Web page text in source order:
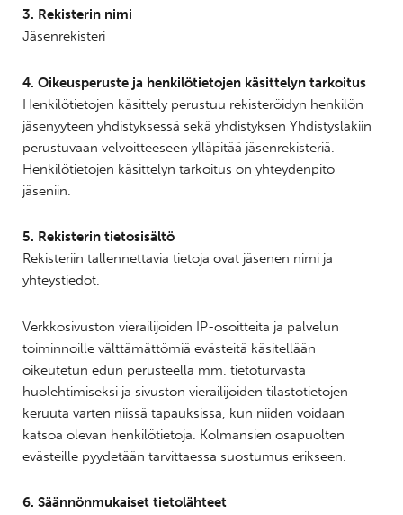
3. Rekisterin nimi
Jäsenrekisteri
4. Oikeusperuste ja henkilötietojen käsittelyn tarkoitus
Henkilötietojen käsittely perustuu rekisteröidyn henkilön
jäsenyyteen yhdistyksessä sekä yhdistyksen Yhdistyslakiin
perustuvaan velvoitteeseen ylläpitää jäsenrekisteriä.
Henkilötietojen käsittelyn tarkoitus on yhteydenpito
jäseniin.
5. Rekisterin tietosisältö
Rekisteriin tallennettavia tietoja ovat jäsenen nimi ja
yhteystiedot.
Verkkosivuston vierailijoiden IP-osoitteita ja palvelun
toiminnoille välttämättömiä evästeitä käsitellään
oikeutetun edun perusteella mm. tietoturvasta
huolehtimiseksi ja sivuston vierailijoiden tilastotietojen
keruuta varten niissä tapauksissa, kun niiden voidaan
katsoa olevan henkilötietoja. Kolmansien osapuolten
evästeille pyydetään tarvittaessa suostumus erikseen.
6. Säännönmukaiset tietolähteet